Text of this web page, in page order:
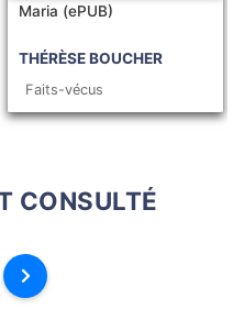
Maria (ePUB)
THÉRÈSE BOUCHER
Faits-vécus
CONSULTÉ